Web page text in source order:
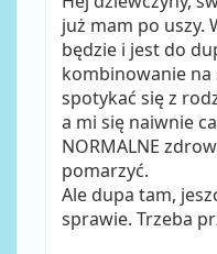
już mam po uszy.
będzie i jest do
kombinowanie na
spotykać się z
a mi się naiwnie
NORMALNE
pomarzyć.
Ale dupa tam,
sprawie. Trzeba